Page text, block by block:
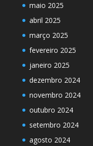
maio 2025
abril 2025
março 2025
fevereiro 2025
janeiro 2025
dezembro 2024
novembro 2024
outubro 2024
setembro 2024
agosto 2024